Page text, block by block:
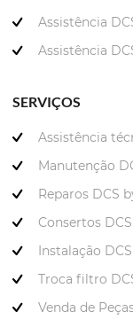
Assistência
Assistência
SERVIÇOS
Assistência
Manutenção
Reparos DCS
Consertos
Instalação
Troca filtro
Venda de